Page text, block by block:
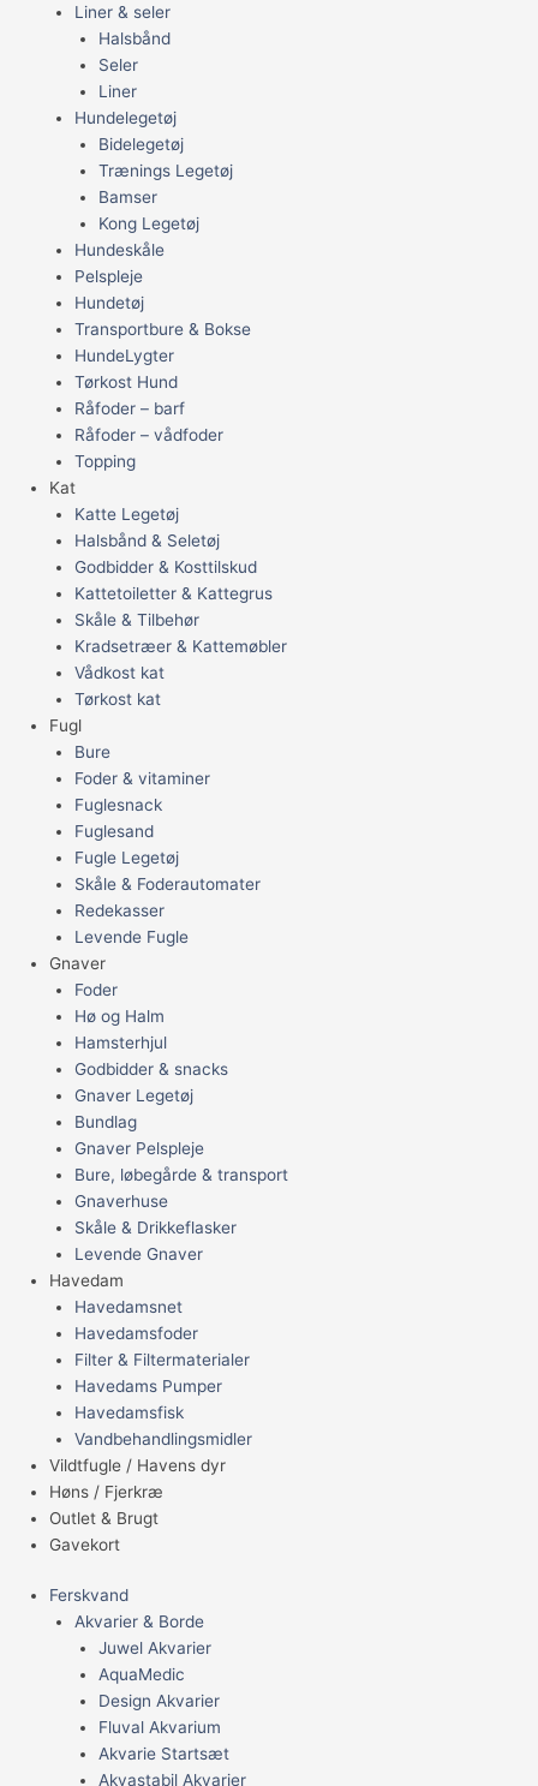
Liner & seler
Halsbånd
Seler
Liner
Hundelegetøj
Bidelegetøj
Trænings Legetøj
Bamser
Kong Legetøj
Hundeskåle
Pelspleje
Hundetøj
Transportbure & Bokse
HundeLygter
Tørkost Hund
Råfoder – barf
Råfoder – vådfoder
Topping
Kat
Katte Legetøj
Halsbånd & Seletøj
Godbidder & Kosttilskud
Kattetoiletter & Kattegrus
Skåle & Tilbehør
Kradsetræer & Kattemøbler
Vådkost kat
Tørkost kat
Fugl
Bure
Foder & vitaminer
Fuglesnack
Fuglesand
Fugle Legetøj
Skåle & Foderautomater
Redekasser
Levende Fugle
Gnaver
Foder
Hø og Halm
Hamsterhjul
Godbidder & snacks
Gnaver Legetøj
Bundlag
Gnaver Pelspleje
Bure, løbegårde & transport
Gnaverhuse
Skåle & Drikkeflasker
Levende Gnaver
Havedam
Havedamsnet
Havedamsfoder
Filter & Filtermaterialer
Havedams Pumper
Havedamsfisk
Vandbehandlingsmidler
Vildtfugle / Havens dyr
Høns / Fjerkræ
Outlet & Brugt
Gavekort
Ferskvand
Akvarier & Borde
Juwel Akvarier
AquaMedic
Design Akvarier
Fluval Akvarium
Akvarie Startsæt
Akvastabil Akvarier